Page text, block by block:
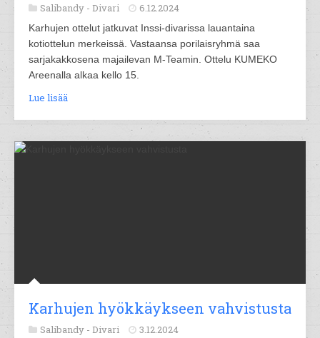
Salibandy - Divari 6.12.2024
Karhujen ottelut jatkuvat Inssi-divarissa lauantaina
kotiottelun merkeissä. Vastaansa porilaisryhmä saa
sarjakakkosena majailevan M-Teamin. Ottelu KUMEKO
Areenalla alkaa kello 15.
Lue lisää
Karhujen hyökkäykseen vahvistusta
Salibandy - Divari 3.12.2024